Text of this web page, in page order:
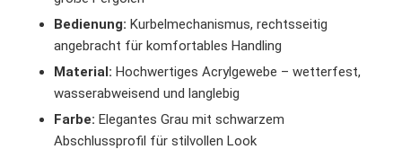
Bedienung: Kurbelmechanismus, rechtsseitig
angebracht für komfortables Handling
Material: Hochwertiges Acrylgewebe – wetterfest,
wasserabweisend und langlebig
Farbe: Elegantes Grau mit schwarzem
Abschlussprofil für stilvollen Look